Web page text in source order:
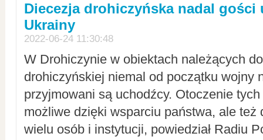
Diecezja drohiczyńska nadal gości
Ukrainy
2022-06-24 11:30:48
W Drohiczynie w obiektach należących
drohiczyńskiej niemal od początku wojny
przyjmowani są uchodźcy. Otoczenie
możliwe dzięki wsparciu państwa, ale też
wielu osób i instytucji, powiedział Radiu